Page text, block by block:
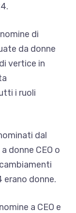
di
da donne
vertice in
i ruoli
dal
donne CEO o
erano donne.
a CEO e